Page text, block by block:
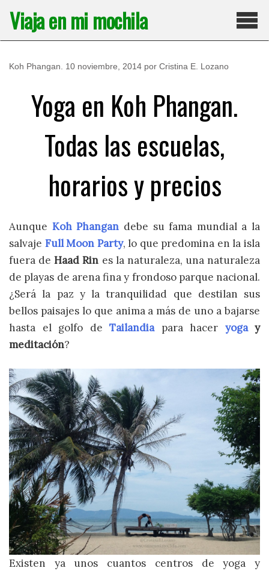
contenido
Viaja en mi mochila
Koh Phangan 10 noviembre, 2014 por Cristina E. Lozano
Yoga en Koh Phangan.
Todas las escuelas,
horarios y precios
Aunque Koh Phangan debe su fama mundial a la
salvaje Full Moon Party, lo que predomina en la isla
fuera deHaad Rin es la naturaleza, una naturaleza
de playas de arena fina y frondoso parque nacional.
¿Será la paz y la tranquilidad que destilan sus
bellos paisajes lo que anima a más de uno a bajarse
hasta el golfo de Tailandiapara hacer yogay
meditación?
Existen ya unos cuantos centros de yoga y